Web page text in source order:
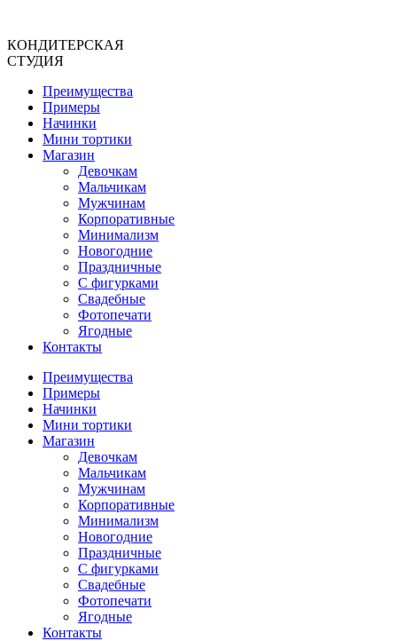
содержимому
КОНДИТЕРСКАЯ
СТУДИЯ
Преимущества
Примеры
Начинки
Мини тортики
Магазин
Девочкам
Мальчикам
Мужчинам
Корпоративные
Минимализм
Новогодние
Праздничные
С фигурками
Свадебные
Фотопечати
Ягодные
Контакты
Преимущества
Примеры
Начинки
Мини тортики
Магазин
Девочкам
Мальчикам
Мужчинам
Корпоративные
Минимализм
Новогодние
Праздничные
С фигурками
Свадебные
Фотопечати
Ягодные
Контакты